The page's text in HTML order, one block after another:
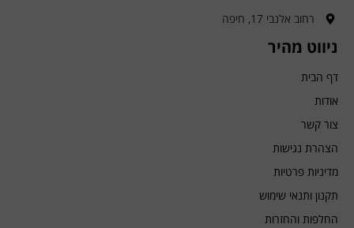
רחוב אלנבי 17, חיפה
ניווט מהיר
דף הבית
אודות
צור קשר
הצהרת נגישות
מדיניות פרטיות
תקנון ותנאי שימוש
החלפות והחזרות